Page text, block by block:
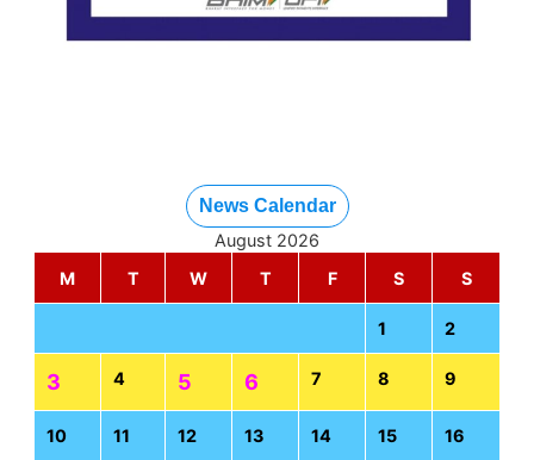
News Calendar
August 2026
M
T W T F S S
1 2
3 4 5 6 7 8 9
10 11 12 13 14 15 16